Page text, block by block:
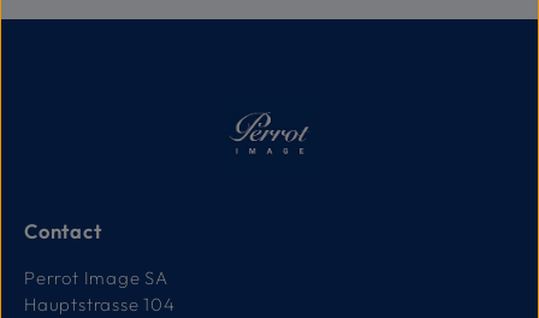
Contact
Perrot Image SA
Hauptstrasse 104